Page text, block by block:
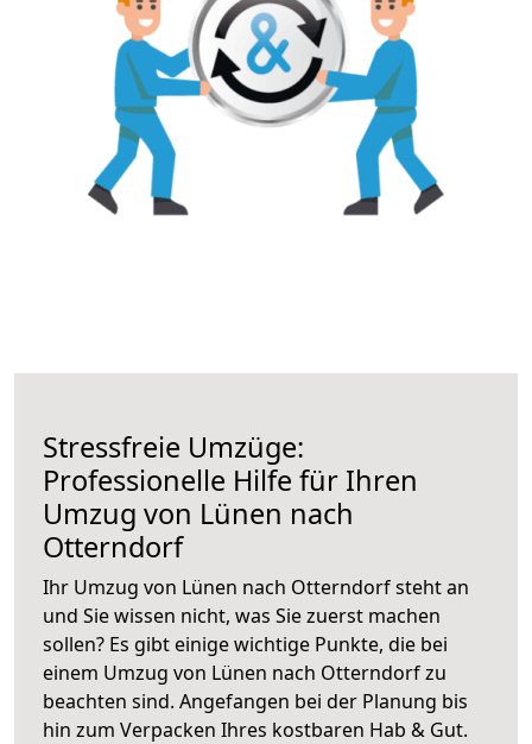
Stressfreie Umzüge:
Professionelle Hilfe für Ihren
Umzug von Lünen nach
Otterndorf
Ihr Umzug von Lünen nach Otterndorf steht an
und Sie wissen nicht, was Sie zuerst machen
sollen? Es gibt einige wichtige Punkte, die bei
einem Umzug von Lünen nach Otterndorf zu
beachten sind. Angefangen bei der Planung bis
hin zum Verpacken Ihres kostbaren Hab & Gut.